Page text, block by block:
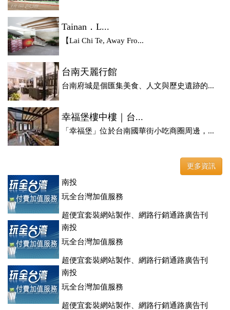
Tainan．L...
【Lai Chi Te, Away Fro...
台南天麗行館
台南府城是個匯集美食、人文與歷史遺跡的...
幸福堡樓中樓｜台...
「幸福堡」位於台南國華街小吃商圈周邊，...
更多資訊
南投
玩全台灣加值服務
超便宜套裝網站製作、網路行銷通路廣告刊
登、訂房系統、客房委託旅行社銷售，全面優惠中....
南投
玩全台灣加值服務
超便宜套裝網站製作、網路行銷通路廣告刊
登、訂房系統、客房委託旅行社銷售，全面優惠中....
南投
玩全台灣加值服務
超便宜套裝網站製作、網路行銷通路廣告刊